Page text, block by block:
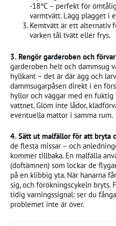
-18°C – perfekt för
varmtvätt. Lägg plagget i
Kemtvätt är ett alternativ
varken tål tvätt eller frys.
3. Rengör garderoben och
garderoben helt och dammsug
hyllkant – det är där ägg och
dammsugarpåsen direkt i en
hyllor och väggar med en
vattnet. Glöm inte lådor,
eventuella mattor i samma rum.
4. Sätt ut malfällor för att bryta
de flesta missar – och
kommer tillbaka. En malfälla
(doftämnen) som lockar de
på en klibbig yta. När hanarna
sig, och förökningscykeln bryts.
tidig varningssignal: ser du
problemet inte är över.